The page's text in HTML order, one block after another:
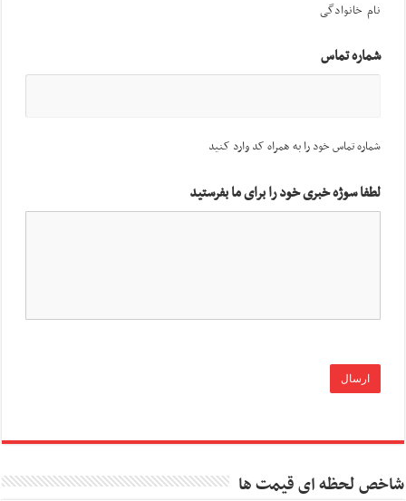
نام خانوادگی
شماره تماس
شماره تماس خود را به همراه کد وارد کنید
لطفا سوژه خبری خود را برای ما بفرستید
شاخص لحظه ای قیمت ها